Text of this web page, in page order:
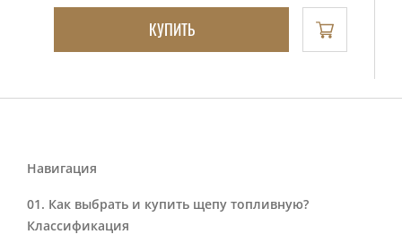
Навигация
Как выбрать и купить щепу топливную?
Классификация
КУПИТЬ